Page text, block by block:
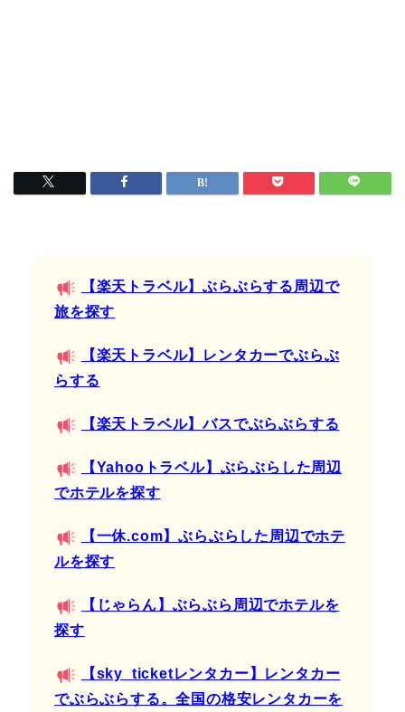
【楽天トラベル】ぶらぶらする周辺で
旅を探す
【楽天トラベル】レンタカーでぶらぶ
らする
【楽天トラベル】バスでぶらぶらする
【Yahooトラベル】ぶらぶらした周辺
でホテルを探す
【一休.com】ぶらぶらした周辺でホテ
ルを探す
【じゃらん】ぶらぶら周辺でホテルを
探す
【sky_ticketレンタカー】レンタカー
でぶらぶらする。全国の格安レンタカーを